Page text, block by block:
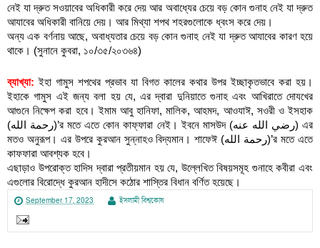
নেই যা দ্রুত সওয়াবের অধিকারী করে দেয় আর অবাধ্যের চেয়ে বড় কোন গুনাহ নেই যা দ্রুত
আযাবের অধিকারী বানিয়ে দেয়। আর মিথ্যা শপথ শহরগুলোকে ধ্বংস করে দেয়।
অন্য এক বর্ণনায় আছে, অবাধ্যতার চেয়ে বড় কোন গুনাহ নেই যা দ্রুত আযাবের কারণ হয়ে
থাকে। (সুনানে কুবরা, ১০/৩৫/২০৩৬৪)
ব্যাখ্যা: ইহা গামুস শপথের প্রভাব যা বিগত কালের কথার উপর ইচ্ছাকৃতভাবে করা হয়।
ইহাকে গামুস এই জন্য বলা হয় যে, এর দ্বারা দুনিয়াতে গুনাহ এবং আখিরাতে দোযখের
আগুনে নিক্ষেপ করা হবে। ইমাম আবু হানিফা, মালিক, আহমদ, আওযাঈ, সওরী ও ইসহাক
(رحمة الله)’র মতে এতে কোন কাফ্ফারা নেই। ইবনে মাসউদ (رضي الله عنه) এর
মতও অনুরূপ। এর উপরে কুরআন সুন্নাহও বিদ্যমান। শাফেঈ (رحمة الله)’র মতে এতে
কাফফারা আবশ্যক হবে।
এছাড়াও উপরোক্ত হাদিস দ্বারা প্রতীয়মান হয় যে, উল্লেখিত বিষয়সমূহ গুনাহে কবীরা এবং
এগুলোর বিরোদ্ধে কুরআন হাদীসে কঠোর শাস্তির বিধান বর্ণিত হয়েছে।
September 17, 2023 ইসলামী বিশ্বকোষ